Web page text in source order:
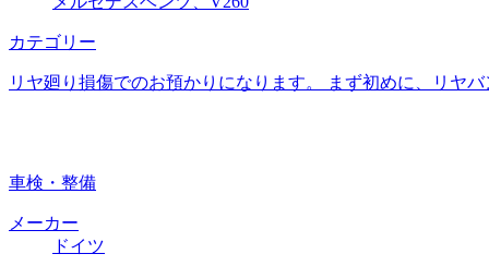
カテゴリー
リヤ廻り損傷でのお預かりになります。 まず初めに、リヤ
車検・整備
メーカー
ドイツ